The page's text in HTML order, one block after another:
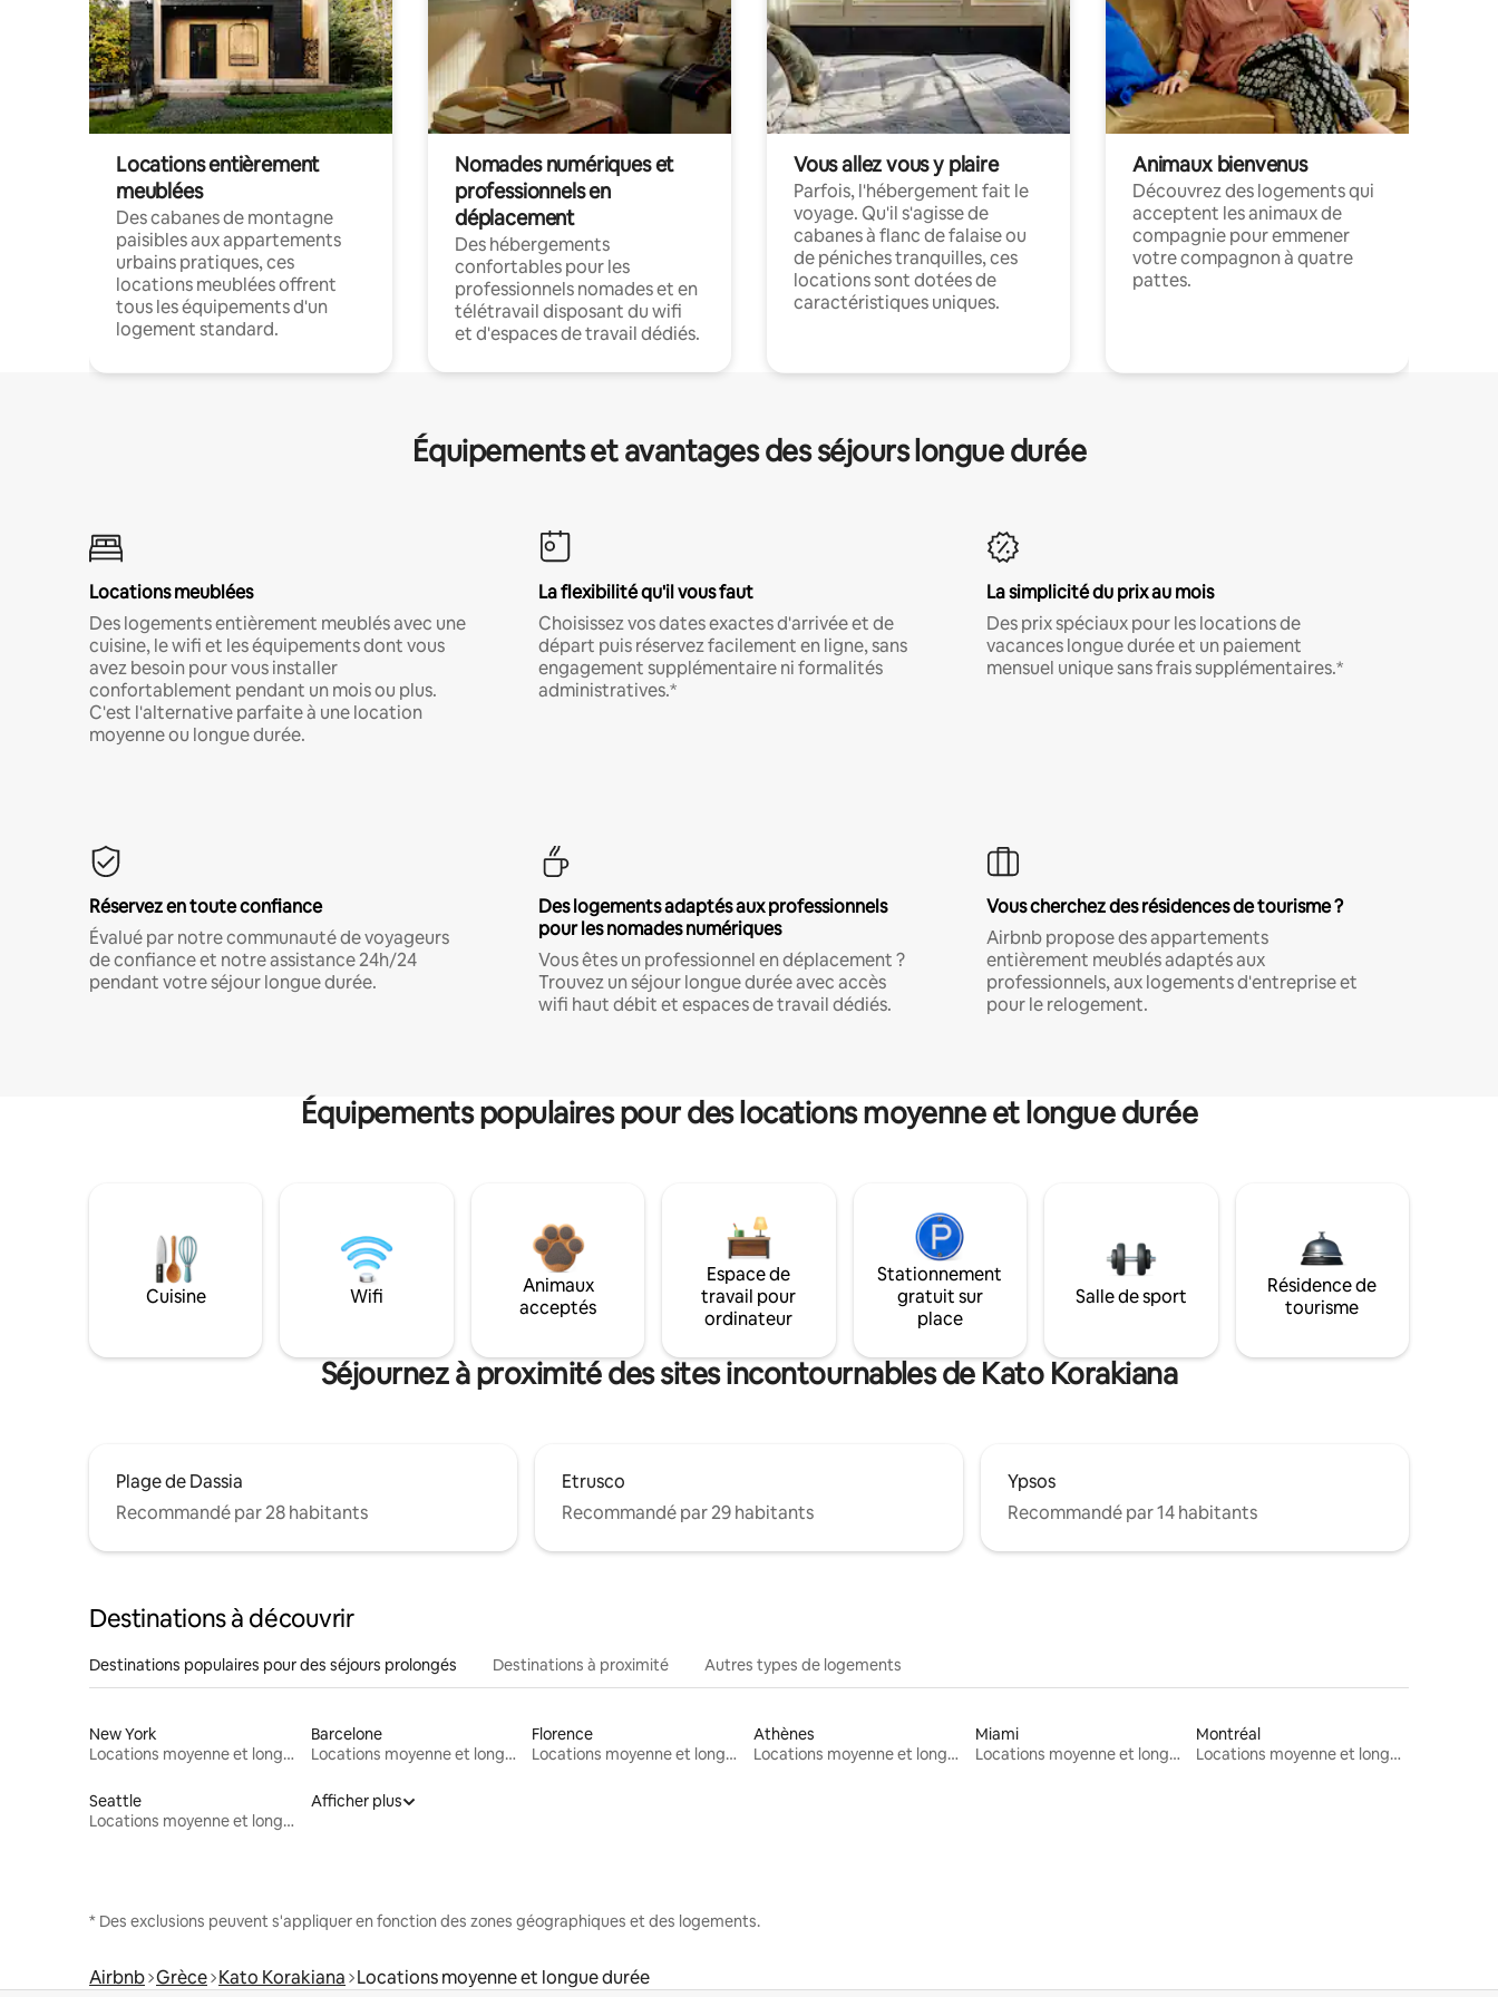
Locations entièrement
meublées
Des cabanes de montagne
paisibles aux appartements
urbains pratiques, ces
locations meublées offrent
tous les équipements d'un
logement standard.
Nomades numériques et
professionnels en
déplacement
Des hébergements
confortables pour les
professionnels nomades et en
télétravail disposant du wifi
et d'espaces de travail dédiés.
Vous allez vous y plaire
Parfois, l'hébergement fait le
voyage. Qu'il s'agisse de
cabanes à flanc de falaise ou
de péniches tranquilles, ces
locations sont dotées de
caractéristiques uniques.
Animaux bienvenus
Découvrez des logements qui
acceptent les animaux de
compagnie pour emmener
votre compagnon à quatre
pattes.
Équipements et avantages des séjours longue durée
Locations meublées
Des logements entièrement meublés avec une
cuisine, le wifi et les équipements dont vous
avez besoin pour vous installer
confortablement pendant un mois ou plus.
C'est l'alternative parfaite à une location
moyenne ou longue durée.
La flexibilité qu'il vous faut
Choisissez vos dates exactes d'arrivée et de
départ puis réservez facilement en ligne, sans
engagement supplémentaire ni formalités
administratives.*
La simplicité du prix au mois
Des prix spéciaux pour les locations de
vacances longue durée et un paiement
mensuel unique sans frais supplémentaires.*
Réservez en toute confiance
Évalué par notre communauté de voyageurs
de confiance et notre assistance 24h/24
pendant votre séjour longue durée.
Des logements adaptés aux professionnels
pour les nomades numériques
Vous êtes un professionnel en déplacement ?
Trouvez un séjour longue durée avec accès
wifi haut débit et espaces de travail dédiés.
Vous cherchez des résidences de tourisme ?
Airbnb propose des appartements
entièrement meublés adaptés aux
professionnels, aux logements d'entreprise et
pour le relogement.
Équipements populaires pour des locations moyenne et longue durée
Cuisine Wifi
Animaux
acceptés
Espace de
travail pour
ordinateur
Stationnement
gratuit sur
place
Salle de sport
Résidence de
tourisme
Séjournez à proximité des sites incontournables de Kato Korakiana
Plage de Dassia
Recommandé par 28 habitants
Etrusco
Recommandé par 29 habitants
Ypsos
Recommandé par 14 habitants
Destinations à découvrir
Destinations populaires pour des séjours prolongés Destinations à proximité Autres types de logements
New York
Locations moyenne et longue durée
Barcelone
Locations moyenne et longue durée
Florence
Locations moyenne et longue durée
Athènes
Locations moyenne et longue durée
Miami
Locations moyenne et longue durée
Montréal
Locations moyenne et longue durée
Seattle
Locations moyenne et longue durée
Afficher plus
* Des exclusions peuvent s'appliquer en fonction des zones géographiques et des logements.
Airbnb Grèce Kato Korakiana Locations moyenne et longue durée